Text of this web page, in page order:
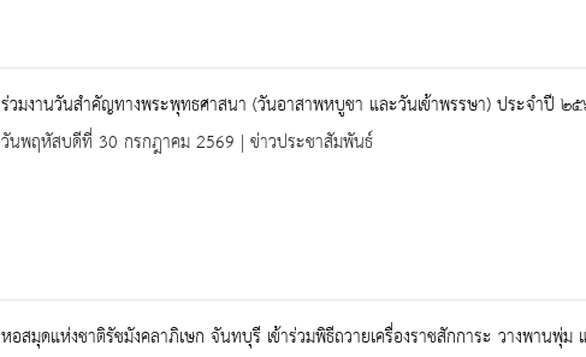
ร่วมงานวันสำคัญทางพระพุทธศาสนา (วันอาสาพหบูชา และวันเข้าพรรษา) ประจำปี ๒
วันพฤหัสบดีที่ 30 กรกฎาคม 2569 | ข่าวประชาสัมพันธ์
หอสมุดแห่งชาติรัชมังคลาภิเษก จันทบุรี เข้าร่วมพิธีถวายเครื่องราชสักการะ วางพานพุ่